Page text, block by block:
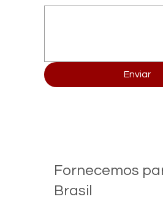
Enviar
Fornecemos
Brasil